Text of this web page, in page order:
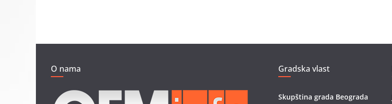
O nama Gradska vlast
Skupština grada Beograda